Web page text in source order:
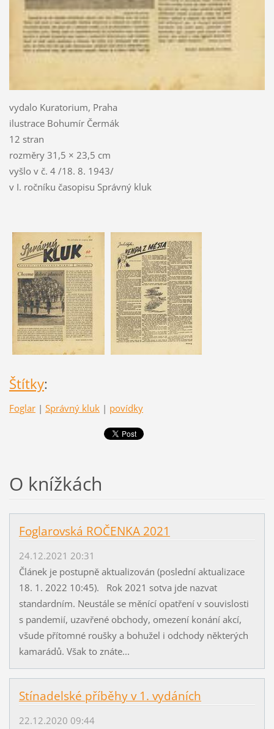
vydalo Kuratorium, Praha
ilustrace Bohumír Čermák
12 stran
rozměry 31,5 × 23,5 cm
vyšlo v č. 4 /18. 8. 1943/
v I. ročníku časopisu Správný kluk
Štítky:
Foglar | Správný kluk | povídky
O knížkách
Foglarovská ROČENKA 2021
24.12.2021 20:31
Článek je postupně aktualizován (poslední aktualizace
18. 1. 2022 10:45). Rok 2021 sotva jde nazvat
standardním. Neustále se měnící opatření v souvislosti
s pandemií, uzavřené obchody, omezení konání akcí,
všude přítomné roušky a bohužel i odchody některých
kamarádů. Však to znáte...
Stínadelské příběhy v 1. vydáních
22.12.2020 09:44